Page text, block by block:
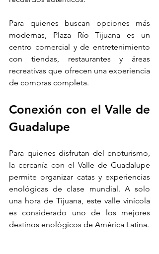
Para quienes buscan opciones más
modernas, Plaza Río Tijuana es un
centro comercial y de entretenimiento
con tiendas, restaurantes y áreas
recreativas que ofrecen una experiencia
de compras completa.
Conexión con el Valle de
Guadalupe
Para quienes disfrutan del enoturismo,
la cercanía con el Valle de Guadalupe
permite organizar catas y experiencias
enológicas de clase mundial. A solo
una hora de Tijuana, este valle vinícola
es considerado uno de los mejores
destinos enológicos de América Latina.